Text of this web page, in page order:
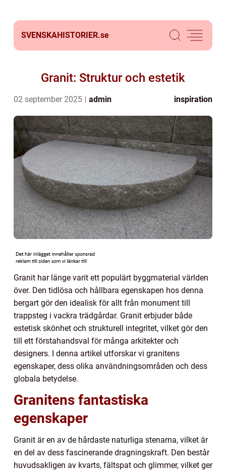
SVENSKAHISTORIER.se
Granit: Struktur och estetik
02 september 2025 admin inspiration
Granit har länge varit ett populärt byggmaterial världen
över. Den tidlösa och hållbara egenskapen hos denna
bergart gör den idealisk för allt från monument till
trappsteg i vackra trädgårdar. Granit erbjuder både
estetisk skönhet och strukturell integritet, vilket gör den
till ett förstahandsval för många arkitekter och
designers. I denna artikel utforskar vi granitens
egenskaper, dess olika användningsområden och dess
globala betydelse.
Granitens fantastiska
egenskaper
Granit är en av de hårdaste naturliga stenarna, vilket är
en del av dess fascinerande dragningskraft. Den består
huvudsakligen av kvarts, fältspat och glimmer, vilket ger